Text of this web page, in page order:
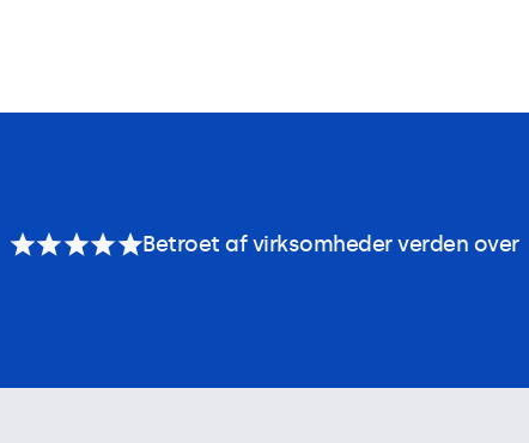
Betroet af virksomheder verden over